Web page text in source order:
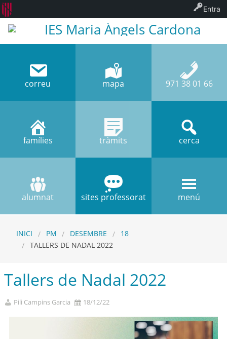
IES Maria Àngels Cardona
correu mapa 971 38 01 66
famílies tràmits cerca
alumnat sites professorat menú
INICI PM DESEMBRE
18
TALLERS DE NADAL 2022
Tallers de Nadal 2022
Pili Campins Garcia 18/12/22
Entra